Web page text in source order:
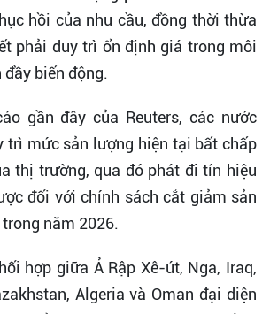
hồi của nhu cầu, đồng thời thừa
phải duy trì ổn định giá trong môi
biến động.
gần đây của Reuters, các nước
trì mức sản lượng hiện tại bất chấp
thị trường, qua đó phát đi tín hiệu
đối với chính sách cắt giảm sản
năm 2026.
hợp giữa Ả Rập Xê-út, Nga, Iraq,
Algeria và Oman đại diện